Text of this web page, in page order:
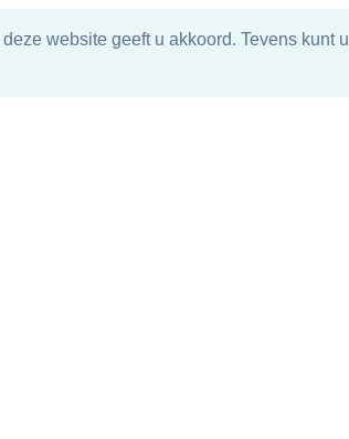
website geeft u akkoord. Tevens kunt u